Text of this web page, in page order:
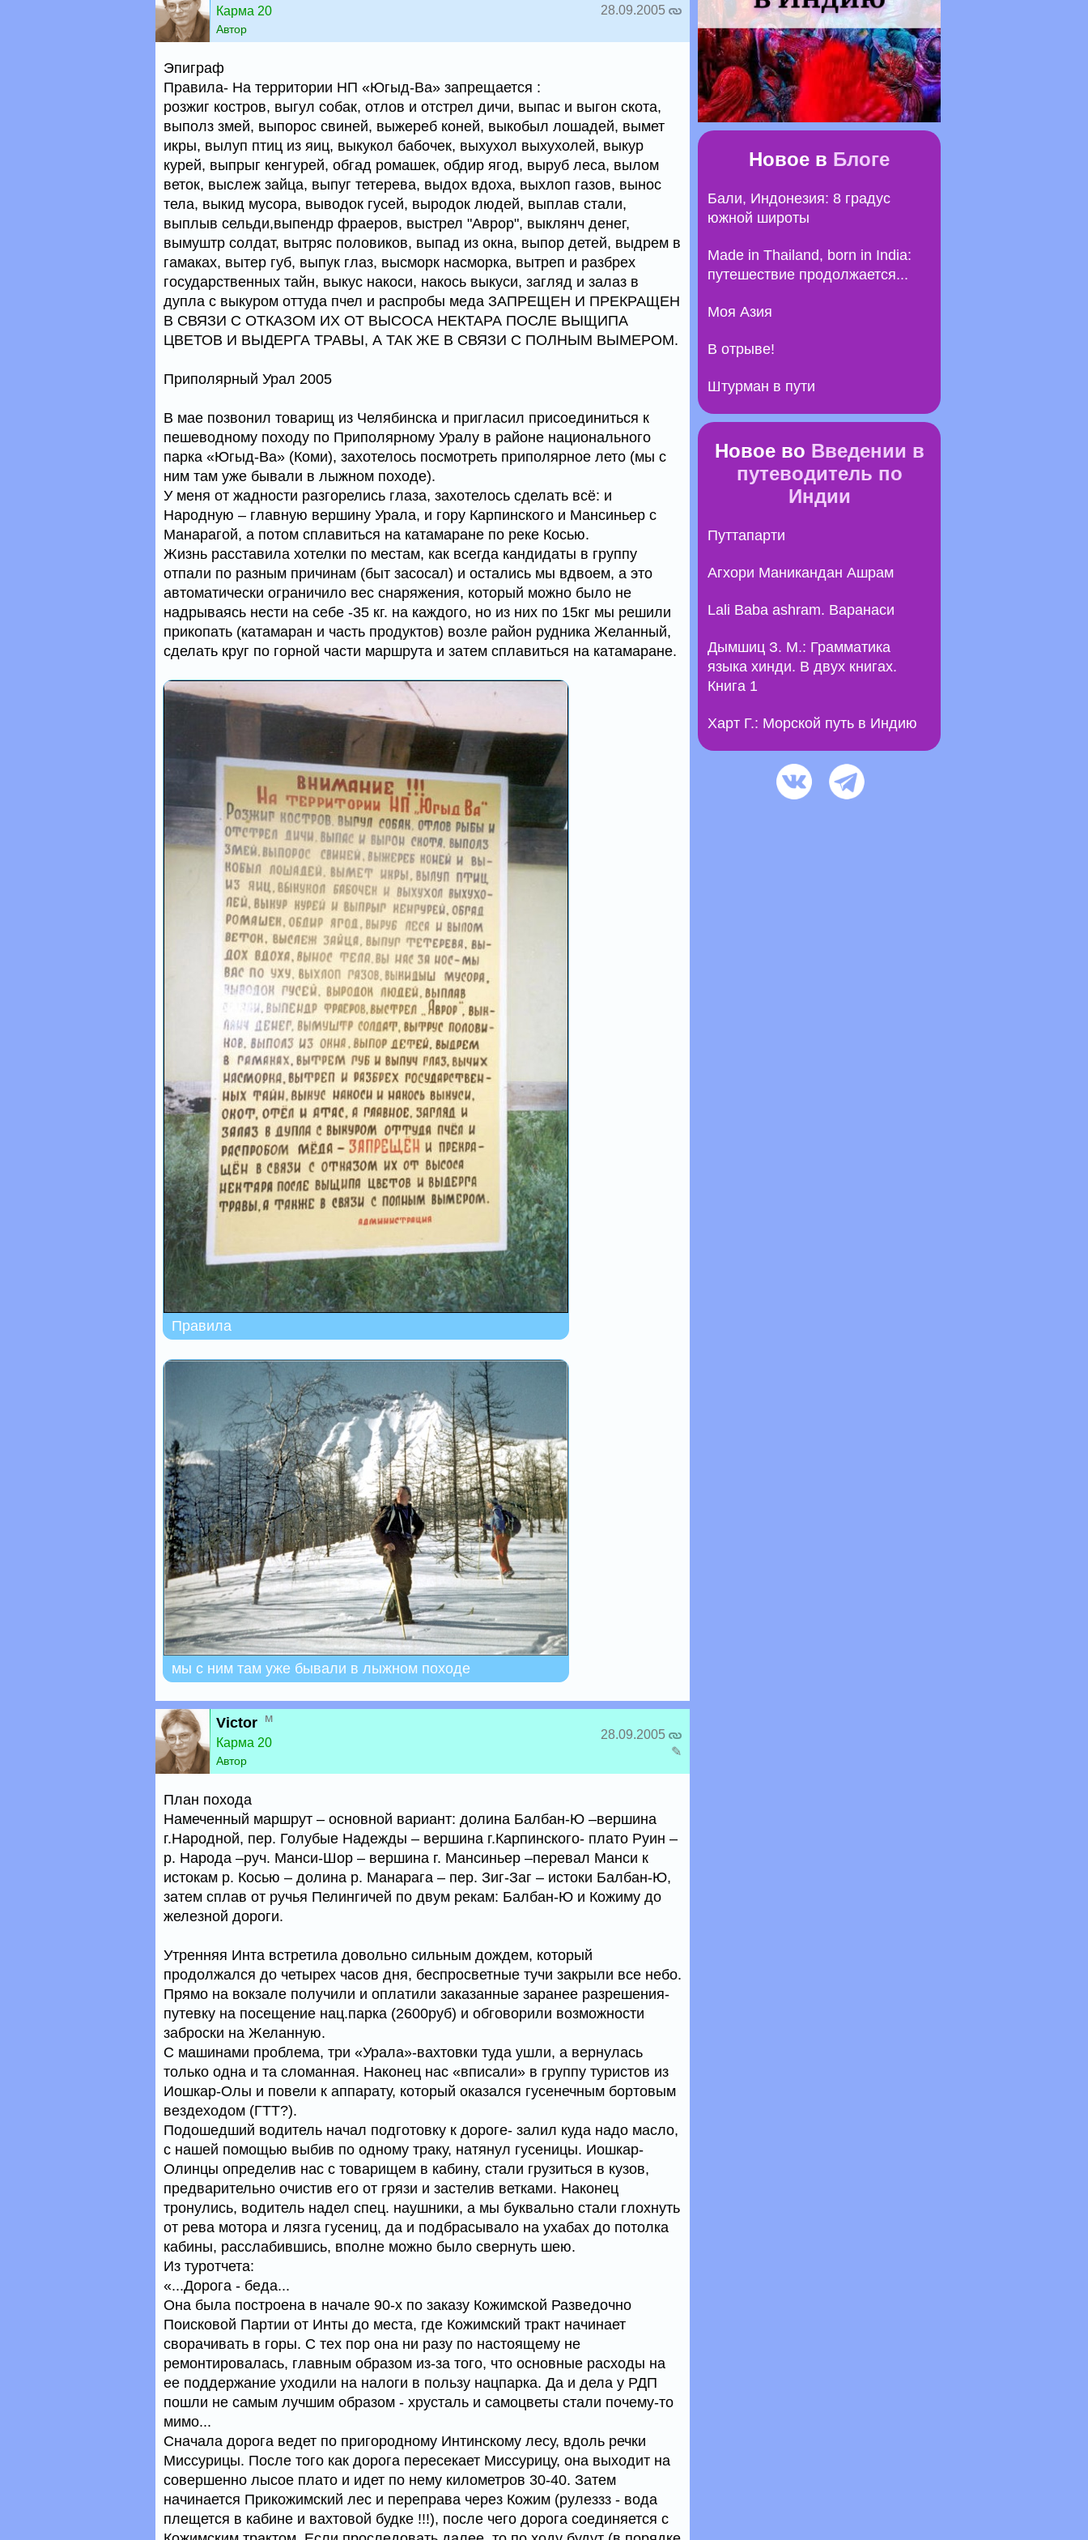
Карма 20
Автор
28.09.2005
Эпиграф
Правила- На территории НП «Югыд-Ва» запрещается :
розжиг костров, выгул собак, отлов и отстрел дичи, выпас и выгон скота,
выполз змей, выпорос свиней, выжереб коней, выкобыл лошадей, вымет
икры, вылуп птиц из яиц, выкукол бабочек, выхухол выхухолей, выкур
курей, выпрыг кенгурей, обгад ромашек, обдир ягод, выруб леса, вылом
веток, выслеж зайца, выпуг тетерева, выдох вдоха, выхлоп газов, вынос
тела, выкид мусора, выводок гусей, выродок людей, выплав стали,
выплыв сельди,выпендр фраеров, выстрел "Аврор", выклянч денег,
вымуштр солдат, вытряс половиков, выпад из окна, выпор детей, выдрем в
гамаках, вытер губ, выпук глаз, высморк насморка, вытреп и разбрех
государственных тайн, выкус накоси, накось выкуси, загляд и залаз в
дупла с выкуром оттуда пчел и распробы меда ЗАПРЕЩЕН И ПРЕКРАЩЕН
В СВЯЗИ С ОТКАЗОМ ИХ ОТ ВЫСОСА НЕКТАРА ПОСЛЕ ВЫЩИПА
ЦВЕТОВ И ВЫДЕРГА ТРАВЫ, А ТАК ЖЕ В СВЯЗИ С ПОЛНЫМ ВЫМЕРОМ.
Приполярный Урал 2005
В мае позвонил товарищ из Челябинска и пригласил присоединиться к
пешеводному походу по Приполярному Уралу в районе национального
парка «Югыд-Ва» (Коми), захотелось посмотреть приполярное лето (мы с
ним там уже бывали в лыжном походе).
У меня от жадности разгорелись глаза, захотелось сделать всё: и
Народную – главную вершину Урала, и гору Карпинского и Мансиньер с
Манарагой, а потом сплавиться на катамаране по реке Косью.
Жизнь расставила хотелки по местам, как всегда кандидаты в группу
отпали по разным причинам (быт засосал) и остались мы вдвоем, а это
автоматически ограничило вес снаряжения, который можно было не
надрываясь нести на себе -35 кг. на каждого, но из них по 15кг мы решили
прикопать (катамаран и часть продуктов) возле район рудника Желанный,
сделать круг по горной части маршрута и затем сплавиться на катамаране.
Правила
мы с ним там уже бывали в лыжном походе
Victor м
Карма 20
Автор
28.09.2005
✎
План похода
Намеченный маршрут – основной вариант: долина Балбан-Ю –вершина
г.Народной, пер. Голубые Надежды – вершина г.Карпинского- плато Руин –
р. Народа –руч. Манси-Шор – вершина г. Мансиньер –перевал Манси к
истокам р. Косью – долина р. Манарага – пер. Зиг-Заг – истоки Балбан-Ю,
затем сплав от ручья Пелингичей по двум рекам: Балбан-Ю и Кожиму до
железной дороги.
Утренняя Инта встретила довольно сильным дождем, который
продолжался до четырех часов дня, беспросветные тучи закрыли все небо.
Прямо на вокзале получили и оплатили заказанные заранее разрешения-
путевку на посещение нац.парка (2600руб) и обговорили возможности
заброски на Желанную.
С машинами проблема, три «Урала»-вахтовки туда ушли, а вернулась
только одна и та сломанная. Наконец нас «вписали» в группу туристов из
Иошкар-Олы и повели к аппарату, который оказался гусенечным бортовым
вездеходом (ГТТ?).
Подошедший водитель начал подготовку к дороге- залил куда надо масло,
с нашей помощью выбив по одному траку, натянул гусеницы. Иошкар-
Олинцы определив нас с товарищем в кабину, стали грузиться в кузов,
предварительно очистив его от грязи и застелив ветками. Наконец
тронулись, водитель надел спец. наушники, а мы буквально стали глохнуть
от рева мотора и лязга гусениц, да и подбрасывало на ухабах до потолка
кабины, расслабившись, вполне можно было свернуть шею.
Из туротчета:
«...Дорога - беда...
Она была построена в начале 90-х по заказу Кожимской Разведочно
Поисковой Партии от Инты до места, где Кожимский тракт начинает
сворачивать в горы. С тех пор она ни разу по настоящему не
ремонтировалась, главным образом из-за того, что основные расходы на
ее поддержание уходили на налоги в пользу нацпарка. Да и дела у РДП
пошли не самым лучшим образом - хрусталь и самоцветы стали почемy-то
мимо...
Сначала дорога ведет по пригородному Интинскому лесу, вдоль речки
Миссурицы. После того как дорога пересекает Миссурицу, она выходит на
совершенно лысое плато и идет по нему километров 30-40. Затем
начинается Прикожимский лес и переправа через Кожим (рулеззз - вода
плещется в кабине и вахтовой будке !!!), после чего дорога соединяется с
Новое в Блоге
Бали, Индонезия: 8 градус
южной широты
Made in Thailand, born in India:
путешествие продолжается...
Моя Азия
В отрыве!
Штурман в пути
Новое во Введении в
путеводитель по
Индии
Путтапарти
Агхори Маникандан Ашрам
Lali Baba ashram. Варанаси
Дымшиц З. М.: Грамматика
языка хинди. В двух книгах.
Книга 1
Харт Г.: Морской путь в Индию